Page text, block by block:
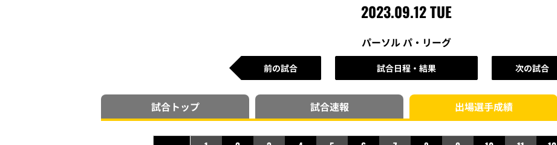
2023.09.12 TUE
パーソル パ・リーグ
前の試合 試合日程・結果 次の試合
試合トップ 試合速報 出場選手成績